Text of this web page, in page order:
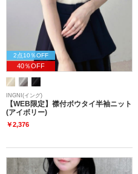
2点10％OFF
40％OFF
INGNI(イング)
【WEB限定】襟付ボウタイ半袖ニット
(アイボリー)
￥2,376